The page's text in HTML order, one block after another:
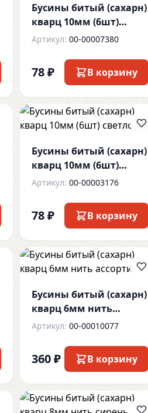
Бусины битый (сахарн)
кварц 10мм (6шт)
брусничный
Артикул: 00-00007380
78 ₽ В корзину
Бусины битый (сахарн)
кварц 10мм (6шт)
светло-желт
Артикул: 00-00003176
78 ₽ В корзину
Бусины битый (сахарн)
кварц 6мм нить
ассорти
Артикул: 00-00010077
360 ₽ В корзину